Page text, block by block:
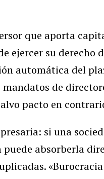
que aporta
ejercer su derecho
automática del
de
pacto en
si una
absorberla